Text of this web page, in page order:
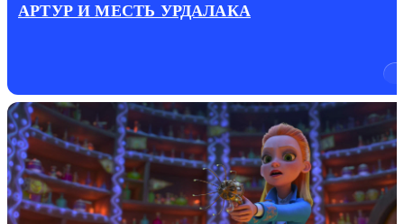
АРТУР И МЕСТЬ УРДАЛАКА